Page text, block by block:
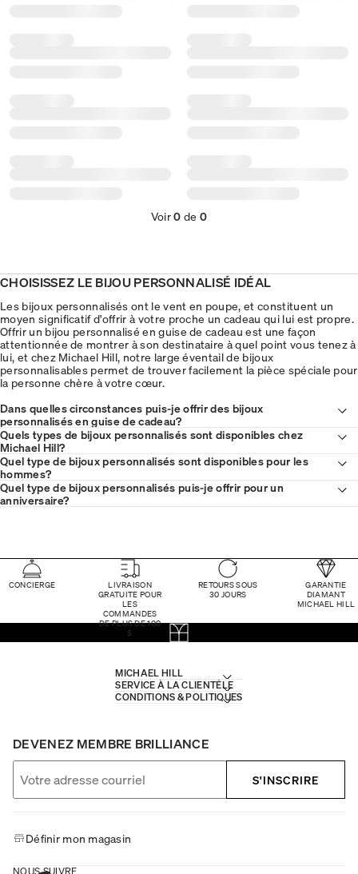
Voir0 de 0
CHOISISSEZ LE BIJOU PERSONNALISÉ IDÉAL
Les bijoux personnalisés ont le vent en poupe, et constituent un
moyen significatif d'offrir à votre proche un cadeau qui lui est propre.
Offrir un bijou personnalisé en guise de cadeau est une façon
attentionnée de montrer à son destinataire à quel point vous tenez à
lui, et chez Michael Hill, notre large éventail de bijoux
personnalisables permet de trouver facilement la pièce spéciale pour
la personne chère à votre cœur.
Dans quelles circonstances puis-je offrir des bijoux
personnalisés en guise de cadeau?
Quels types de bijoux personnalisés sont disponibles chez
Michael Hill?
Quel type de bijoux personnalisés sont disponibles pour les
hommes?
Quel type de bijoux personnalisés puis-je offrir pour un
anniversaire?
CONCIERGE
LIVRAISON
GRATUITE POUR
LES
COMMANDES
DE PLUS DE 100
$
RETOURS SOUS
30 JOURS
GARANTIE
DIAMANT
MICHAEL HILL
MICHAEL HILL
SERVICE À LA CLIENTÈLE
CONDITIONS & POLITIQUES
DEVENEZ MEMBRE BRILLIANCE
S'INSCRIRE
Définir mon magasin
NOUS SUIVRE